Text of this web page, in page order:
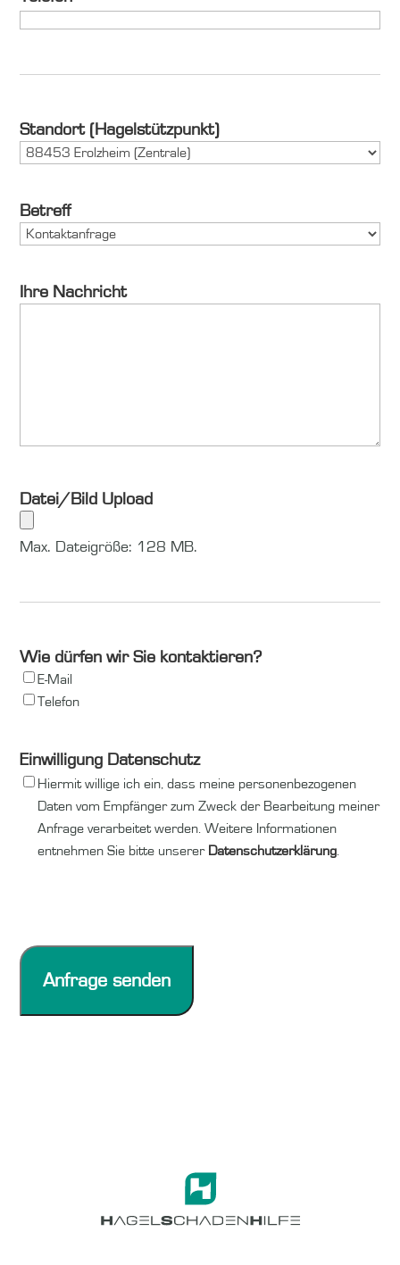
Standort (Hagelstützpunkt)
Betreff
Ihre Nachricht
Datei/Bild Upload
Max. Dateigröße: 128 MB.
Wie dürfen wir Sie kontaktieren?
E-Mail
Telefon
Einwilligung Datenschutz
Hiermit willige ich ein, dass meine personenbezogenen
Daten vom Empfänger zum Zweck der Bearbeitung meiner
Anfrage verarbeitet werden. Weitere Informationen
entnehmen Sie bitte unserer Datenschutzerklärung.
Anfrage senden